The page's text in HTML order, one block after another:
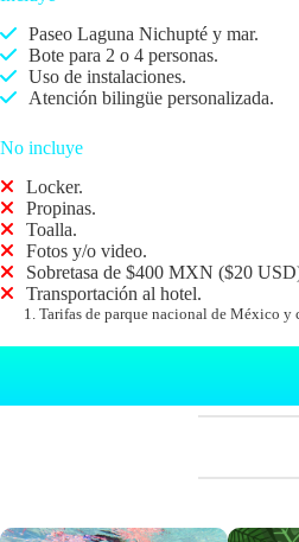
Paseo Laguna Nichupté y mar.
Bote para 2 o 4 personas.
Uso de instalaciones.
Atención bilingüe personalizada.
No incluye
Locker.
Propinas.
Toalla.
Fotos y/o video.
Sobretasa de $400 MXN ($20
Transportación al hotel.
Tarifas de parque nacional de México y